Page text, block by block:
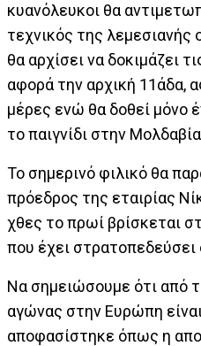
κυανόλευκοι θα
τεχνικός της
θα αρχίσει να δοκιμάζει
αφορά την αρχική 11άδα,
μέρες ενώ θα δοθεί μόνο
το παιγνίδι στην
Το σημερινό φιλικό θα
πρόεδρος της εταιρίας
χθες το πρωί βρίσκεται
που έχει
Να σημειώσουμε ότι από
αγώνας στην Ευρώπη
αποφασίστηκε όπως η